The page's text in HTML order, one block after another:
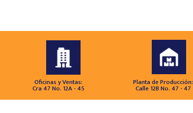
Oficinas y Ventas:
Cra 47 No. 12A - 45
Planta de Producción:
Calle 12B No. 47 - 47